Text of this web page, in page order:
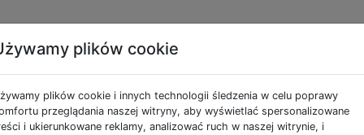
jako helm
się platforma dla Emacsa. Jest dostępny do instalacji
plików cookie
plików cookie i innych technologii śledzenia w celu poprawy
przeglądania naszej witryny, aby wyświetlać spersonalizowane
i ukierunkowane reklamy, analizować ruch w naszej witrynie, i